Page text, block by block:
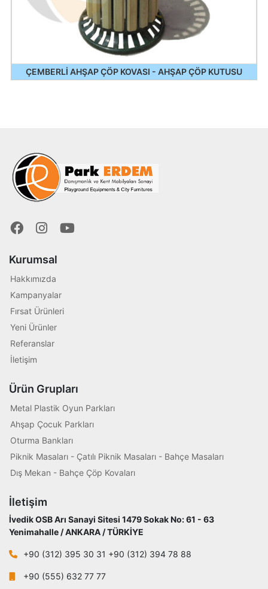
ÇEMBERLİ AHŞAP ÇÖP KOVASI - AHŞAP ÇÖP KUTUSU
Kurumsal
Hakkımızda
Kampanyalar
Fırsat Ürünleri
Yeni Ürünler
Referanslar
İletişim
Ürün Grupları
Metal Plastik Oyun Parkları
Ahşap Çocuk Parkları
Oturma Bankları
Piknik Masaları - Çatılı Piknik Masaları - Bahçe Masaları
Dış Mekan - Bahçe Çöp Kovaları
İletişim
İvedik OSB Arı Sanayi Sitesi 1479 Sokak No: 61 - 63
Yenimahalle / ANKARA / TÜRKİYE
+90 (312) 395 30 31 +90 (312) 394 78 88
+90 (555) 632 77 77